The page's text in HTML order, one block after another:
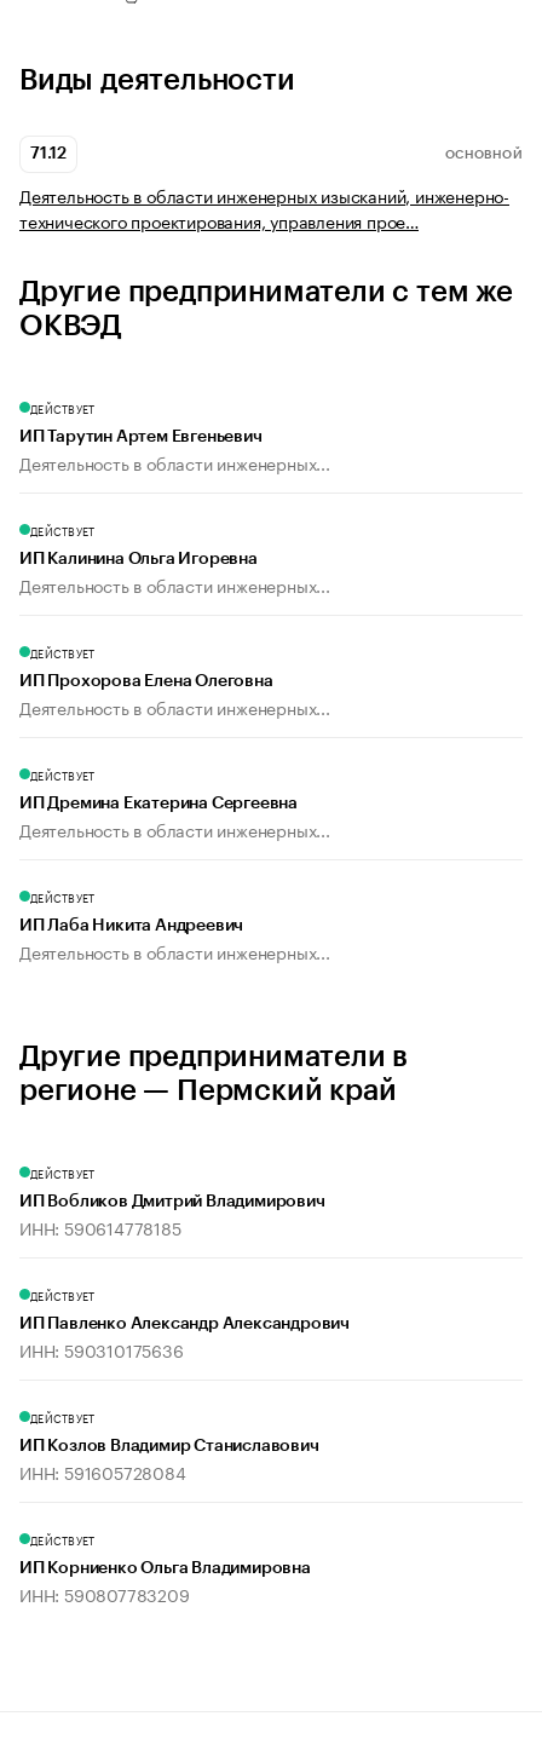
Виды деятельности
71.12 ОСНОВНОЙ
Деятельность в области инженерных изысканий, инженерно-
технического проектирования, управления прое…
Другие предприниматели с тем же
ОКВЭД
ДЕЙСТВУЕТ
ИП Тарутин Артем Евгеньевич
Деятельность в области инженерных...
ДЕЙСТВУЕТ
ИП Калинина Ольга Игоревна
Деятельность в области инженерных...
ДЕЙСТВУЕТ
ИП Прохорова Елена Олеговна
Деятельность в области инженерных...
ДЕЙСТВУЕТ
ИП Дремина Екатерина Сергеевна
Деятельность в области инженерных...
ДЕЙСТВУЕТ
ИП Лаба Никита Андреевич
Деятельность в области инженерных...
Другие предприниматели в
регионе — Пермский край
ДЕЙСТВУЕТ
ИП Вобликов Дмитрий Владимирович
ИНН: 590614778185
ДЕЙСТВУЕТ
ИП Павленко Александр Александрович
ИНН: 590310175636
ДЕЙСТВУЕТ
ИП Козлов Владимир Станиславович
ИНН: 591605728084
ДЕЙСТВУЕТ
ИП Корниенко Ольга Владимировна
ИНН: 590807783209